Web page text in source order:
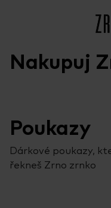
Nakupuj
Poukazy
Dárkové poukazy,
řekneš Zrno zrnko